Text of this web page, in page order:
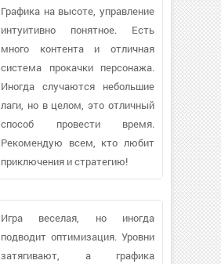
Графика на высоте, управление
интуитивно понятное. Есть
много контента и отличная
система прокачки персонажа.
Иногда случаются небольшие
лаги, но в целом, это отличный
способ провести время.
Рекомендую всем, кто любит
приключения и стратегию!
Игра веселая, но иногда
подводит оптимизация. Уровни
затягивают, а графика